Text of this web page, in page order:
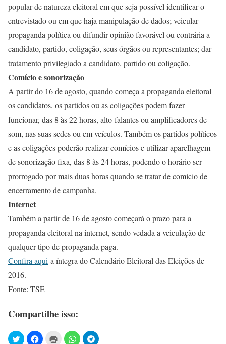
popular de natureza eleitoral em que seja possível identificar o
entrevistado ou em que haja manipulação de dados; veicular
propaganda política ou difundir opinião favorável ou contrária a
candidato, partido, coligação, seus órgãos ou representantes; dar
tratamento privilegiado a candidato, partido ou coligação.
Comício e sonorização
A partir do 16 de agosto, quando começa a propaganda eleitoral
os candidatos, os partidos ou as coligações podem fazer
funcionar, das 8 às 22 horas, alto-falantes ou amplificadores de
som, nas suas sedes ou em veículos. Também os partidos políticos
e as coligações poderão realizar comícios e utilizar aparelhagem
de sonorização fixa, das 8 às 24 horas, podendo o horário ser
prorrogado por mais duas horas quando se tratar de comício de
encerramento de campanha.
Internet
Também a partir de 16 de agosto começará o prazo para a
propaganda eleitoral na internet, sendo vedada a veiculação de
qualquer tipo de propaganda paga.
Confira aqui a íntegra do Calendário Eleitoral das Eleições de
2016.
Fonte: TSE
Compartilhe isso: